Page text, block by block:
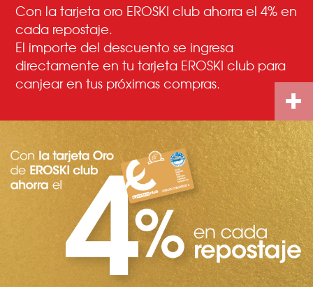
Con la tarjeta oro EROSKI club ahorra el 4% en
cada repostaje.
El importe del descuento se ingresa
directamente en tu tarjeta EROSKI club para
canjear en tus próximas compras.